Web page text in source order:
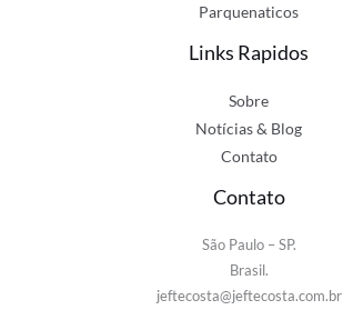
Parquenaticos
Links Rapidos
Sobre
Notícias & Blog
Contato
Contato
São Paulo – SP.
Brasil.
jeftecosta@jeftecosta.com.br